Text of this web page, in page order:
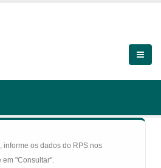
informe os dados do RPS nos
em "Consultar".